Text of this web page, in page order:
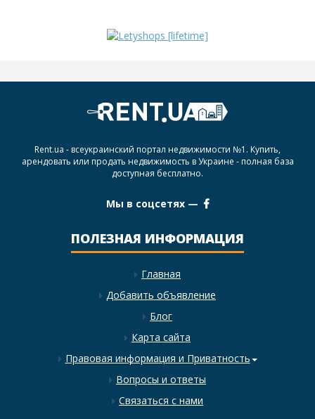
Rent.ua - всеукраинский портал недвижимости №1. Купить,
арендовать или продать недвижимость в Украине - полная база
доступная бесплатно.
Мы в соцсетях —
ПОЛЕЗНАЯ ИНФОРМАЦИЯ
Главная
Добавить объявление
Блог
Карта сайта
Правовая информация и Приватность
Вопросы и ответы
Связаться с нами